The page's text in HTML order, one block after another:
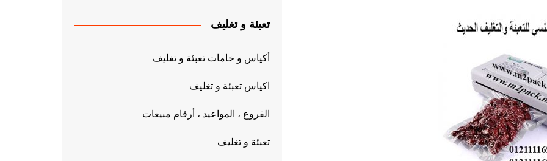
تعبئة و تغليف
أكياس و خامات تعبئة و تغليف
اكياس تعبئة و تغليف
الفروع ، المواعيد ، أرقام مبيعات
تعبئة و تغليف